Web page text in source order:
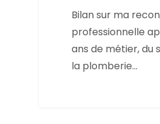
Bilan sur ma
professionnelle
ans de métier, du
la plomberie...